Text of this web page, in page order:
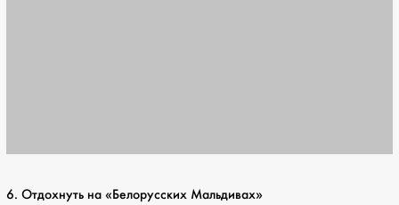
6. Отдохнуть на «Белорусских Мальдивах»